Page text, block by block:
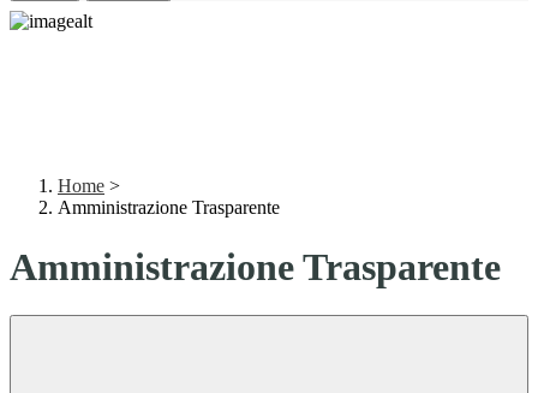
Home >
Amministrazione Trasparente
Amministrazione Trasparente